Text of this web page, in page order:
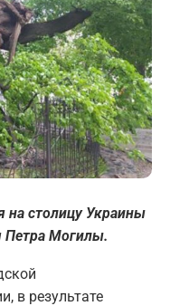
на столицу Украины
Петра Могилы.
в результате